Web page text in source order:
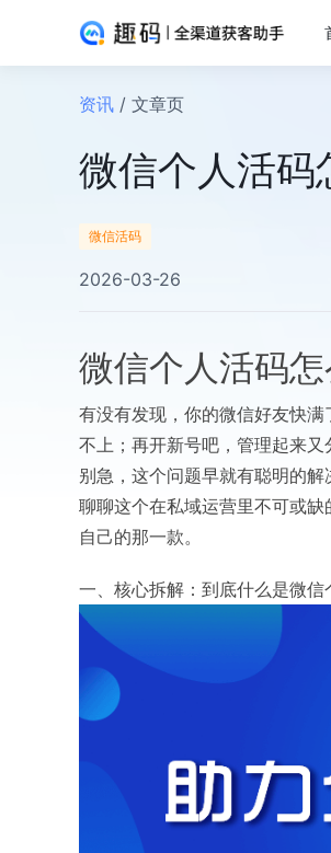
资讯 / 文章页
微信个人活
微信活码
2026-03-26
微信个人活码
有没有发现，你的微信好友快
不上；再开新号吧，管理起来又
别急，这个问题早就有聪明的
聊聊这个在私域运营里不可或
自己的那一款。
一、核心拆解：到底什么是微信